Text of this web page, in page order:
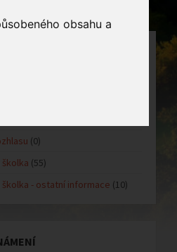
obsahu a
(0)
(55)
- ostatní informace (10)